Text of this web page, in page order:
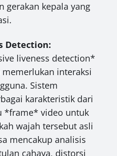
gerakan kepala yang
Detection:
liveness detection*
interaksi
Sistem
karakteristik dari
*frame* video untuk
wajah tersebut asli
mencakup analisis
cahaya, distorsi